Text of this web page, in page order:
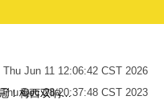
Thu Jun 11 12:06:42 CST 2026
Thu Dec 28 20:37:48 CST 2023
世界杯-阿根廷点球7-5法国，时隔36年再夺冠！梅西双响姆巴佩戴帽